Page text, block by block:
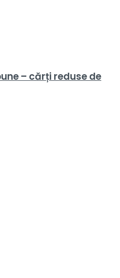
– cărți reduse de